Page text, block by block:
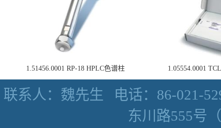
1.51456.0001 RP-18 HPLC色谱柱 1.05554.0001
联系人：魏先生
电话：86-021-
东川路555号